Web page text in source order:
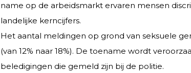
name op de arbeidsmarkt ervaren mensen
landelijke kerncijfers.
Het aantal meldingen op grond van seksuele
(van 12% naar 18%). De toename wordt
beledigingen die gemeld zijn bij de politie.